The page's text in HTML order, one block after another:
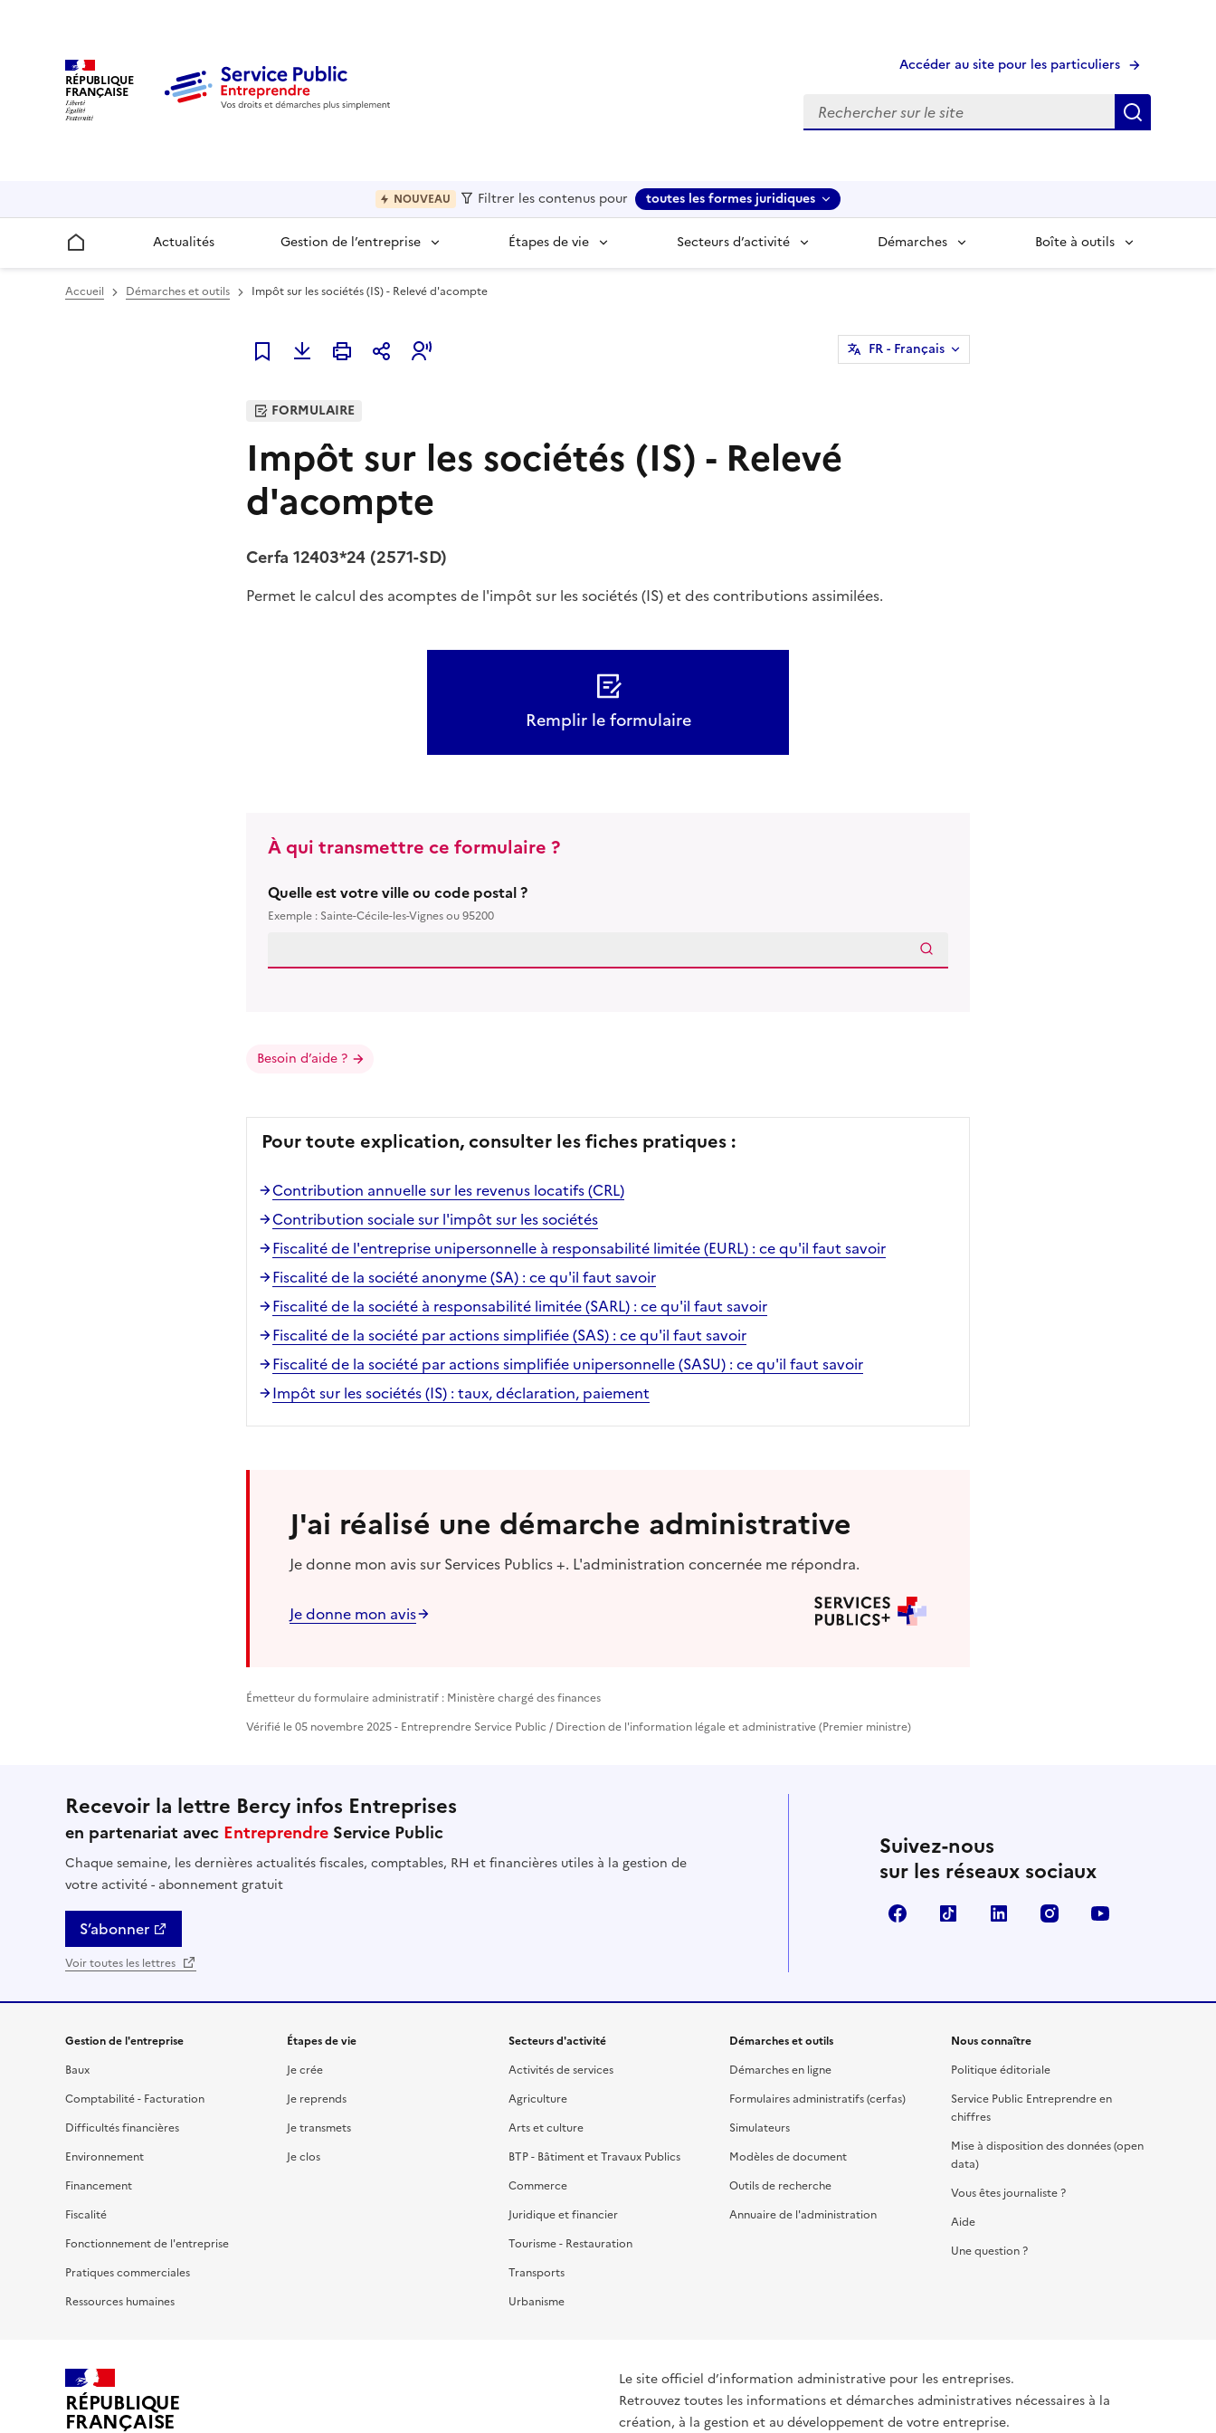
RÉPUBLIQUE
FRANÇAISE
Accéder au site pour les particuliers
Recherche
NOUVEAU Filtrer les contenus pour toutes les formes juridiques
Accueil Actualités Gestion de l’entreprise Étapes de vie Secteurs d’activité Démarches Boîte à outils
Accueil Démarches et outils Impôt sur les sociétés (IS) - Relevé d'acompte
Ajouter à mes favoris
FR- Français
FORMULAIRE
Impôt sur les sociétés (IS) - Relevé
d'acompte
Cerfa 12403*24 (2571-SD)
Permet le calcul des acomptes de l'impôt sur les sociétés (IS) et des contributions assimilées.
Remplir le formulaire
À qui transmettre ce formulaire ?
Quelle est votre ville ou code postal ?
Exemple : Sainte-Cécile-les-Vignes ou 95200
Besoin d’aide ?
Pour toute explication, consulter les fiches pratiques :
Contribution annuelle sur les revenus locatifs (CRL)
Contribution sociale sur l'impôt sur les sociétés
Fiscalité de l'entreprise unipersonnelle à responsabilité limitée (EURL) : ce qu'il faut savoir
Fiscalité de la société anonyme (SA) : ce qu'il faut savoir
Fiscalité de la société à responsabilité limitée (SARL) : ce qu'il faut savoir
Fiscalité de la société par actions simplifiée (SAS) : ce qu'il faut savoir
Fiscalité de la société par actions simplifiée unipersonnelle (SASU) : ce qu'il faut savoir
Impôt sur les sociétés (IS) : taux, déclaration, paiement
J'ai réalisé une démarche administrative
Je donne mon avis sur Services Publics +. L'administration concernée me répondra.
Je donne mon avis
Émetteur du formulaire administratif : Ministère chargé des finances
Vérifié le 05 novembre 2025 - Entreprendre Service Public / Direction de l'information légale et administrative (Premier ministre)
Recevoir la lettre Bercy infos Entreprises
en partenariat avec Entreprendre Service Public
Chaque semaine, les dernières actualités fiscales, comptables, RH et financières utiles à la gestion de
votre activité - abonnement gratuit
S’abonner
Voir toutes les lettres
Suivez-nous
sur les réseaux sociaux
FacebookTikTok Linkedin Instagram
Gestion de l'entreprise
Baux
Comptabilité - Facturation
Difficultés financières
Environnement
Financement
Fiscalité
Fonctionnement de l'entreprise
Pratiques commerciales
Ressources humaines
Étapes de vie
Je crée
Je reprends
Je transmets
Je clos
Secteurs d'activité
Activités de services
Agriculture
Arts et culture
BTP - Bâtiment et Travaux Publics
Commerce
Juridique et financier
Tourisme - Restauration
Transports
Urbanisme
Démarches et outils
Démarches en ligne
Formulaires administratifs (cerfas)
Simulateurs
Modèles de document
Outils de recherche
Annuaire de l'administration
Nous connaître
Politique éditoriale
Service Public Entreprendre en
chiffres
Mise à disposition des données (open
data)
Vous êtes journaliste ?
Aide
Une question ?
RÉPUBLIQUE
FRANÇAISE
Le site officiel d’information administrative pour les entreprises.
Retrouvez toutes les informations et démarches administratives nécessaires à la
création, à la gestion et au développement de votre entreprise.